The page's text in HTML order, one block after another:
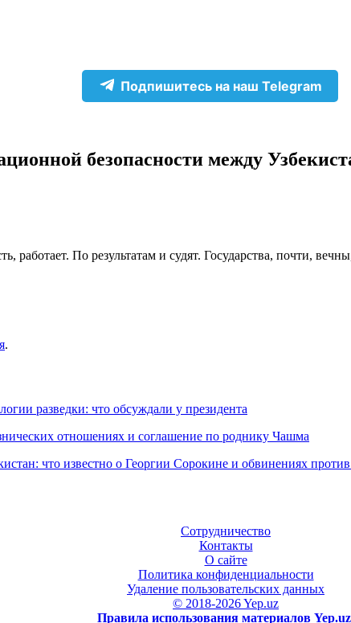
Подпишитесь на наш Telegram
безопасности между
работает. По результатам и судят. Государства, почти,
.
разведки: что обсуждали у президента
отношениях и соглашение по роднику Чашма
что известно о Георгии Сорокине и обвинениях
Сотрудничество
Контакты
О сайте
Политика конфиденциальности
Удаление пользовательских данных
© 2018-2026 Yep.uz
Правила использования материалов